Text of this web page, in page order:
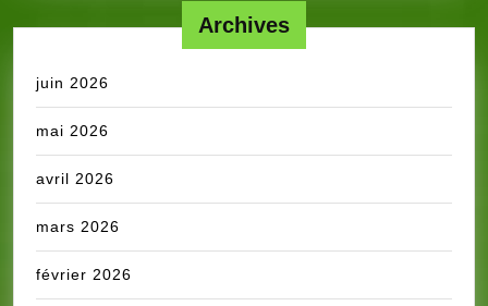
Archives
juin 2026
mai 2026
avril 2026
mars 2026
février 2026